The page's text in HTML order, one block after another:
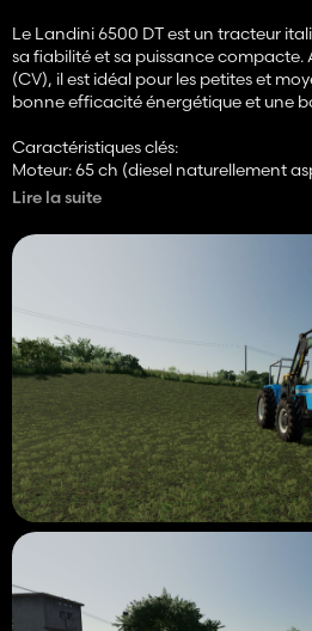
Le Landini 6500 DT est un tracteur
sa fiabilité et sa puissance compacte.
(CV), il est idéal pour les petites et
bonne efficacité énergétique et une
Caractéristiques clés:
Moteur: 65 ch (diesel naturellement
terrain rugueux.
Hitch à 3 points et PTO: prend en
(charrues, tondeuses, semoirs, etc.).
Design classique: corps rouge
fonctionnelle sans fioritures.
Parfait pour les travaux de terrain
et les opérations de bétail
Lire la suite